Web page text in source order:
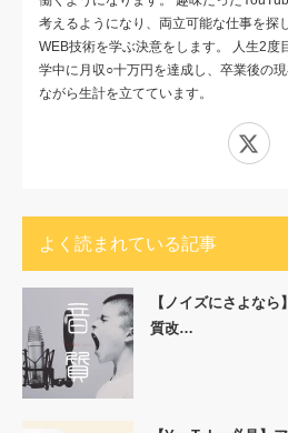
考えるようになり、両立可能な仕事を探
WEB技術を学ぶ決意をします。 人生2度
学中に月収○十万円を達成し、卒業後の
ながら生計を立てています。
よく読まれている記事
【ノイズにさよな
質改…